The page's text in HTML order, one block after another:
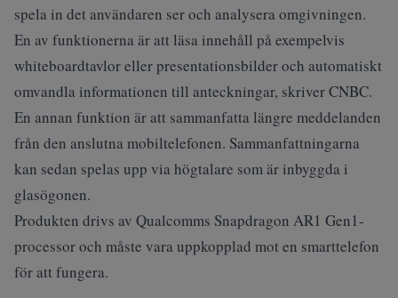
spela in det användaren ser och analysera omgivningen.
En av funktionerna är att läsa innehåll på exempelvis
whiteboardtavlor eller presentationsbilder och automatiskt
omvandla informationen till anteckningar, skriverCNBC.
En annan funktion är att sammanfatta längre meddelanden
från den anslutna mobiltelefonen. Sammanfattningarna
kan sedan spelas upp via högtalare som är inbyggda i
glasögonen.
Produkten drivs av Qualcomms Snapdragon AR1 Gen1-
processor och måste vara uppkopplad mot en smarttelefon
för att fungera.